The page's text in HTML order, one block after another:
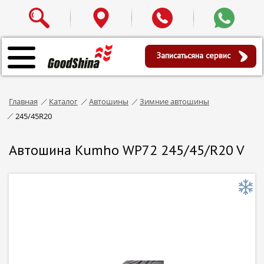
Записатьсяна сервис
Главная Каталог Автошины
Зимние автошины
245/45R20
Автошина Kumho WP72 245/45/R20 V